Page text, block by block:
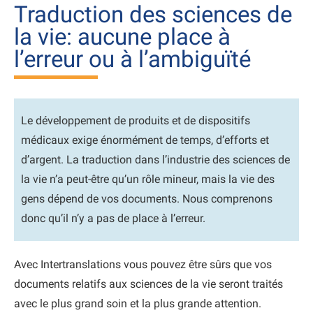
Traduction des sciences de
la vie: aucune place à
l’erreur ou à l’ambiguïté
Le développement de produits et de dispositifs
médicaux exige énormément de temps, d’efforts et
d’argent. La traduction dans l’industrie des sciences de
la vie n’a peut-être qu’un rôle mineur, mais la vie des
gens dépend de vos documents. Nous comprenons
donc qu’il n’y a pas de place à l’erreur.
Avec Intertranslations vous pouvez être sûrs que vos
documents relatifs aux sciences de la vie seront traités
avec le plus grand soin et la plus grande attention.